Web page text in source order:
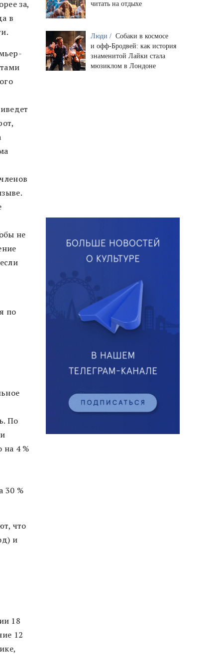
за,
в
не
по
По
на 4 %
30 %
что
и
18
12
читать на отдыхе
Люди / Собаки в космосе
и офф-Бродвей: как история
знаменитой Лайки стала
мюзиклом в Лондоне